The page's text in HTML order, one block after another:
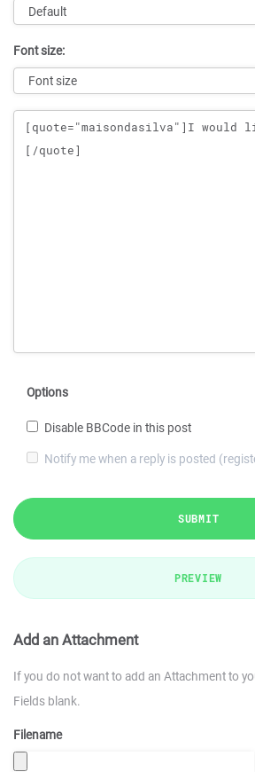
Font size:
Message
Options
Disable BBCode in this post
Notify me when a reply is posted
SUBMIT
PREVIEW
Add an Attachment
If you do not want to add an Attachment to
Fields blank.
Filename